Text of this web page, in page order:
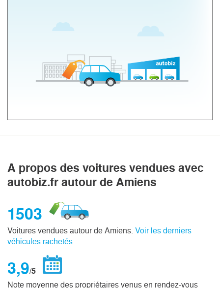
A propos des voitures vendues avec
autobiz.fr autour de Amiens
1503
Voitures vendues autour de Amiens. Voir les derniers
véhicules rachetés
3,9/5
Note moyenne des propriétaires venus en rendez-vous